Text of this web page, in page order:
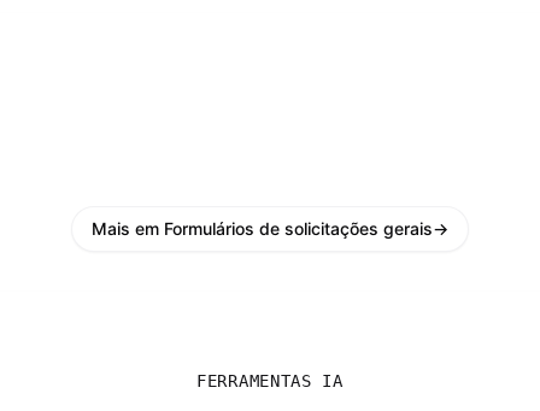
Mais em Formulários de solicitações gerais→
FERRAMENTAS IA